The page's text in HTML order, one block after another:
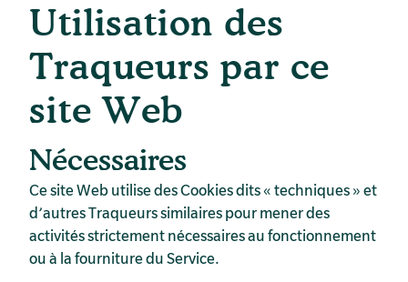
Utilisation des
Traqueurs par ce
site Web
Nécessaires
Ce site Web utilise des Cookies dits « techniques » et
d’autres Traqueurs similaires pour mener des
activités strictement nécessaires au fonctionnement
ou à la fourniture du Service.